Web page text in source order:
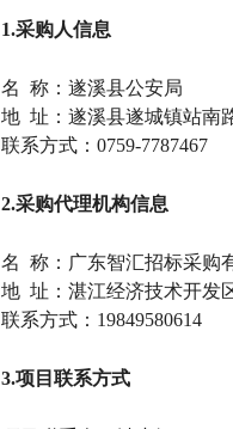
1.采购人信息
名 称：遂溪县公安局
地 址：遂溪县遂城镇站南
联系方式： 0759-7787467
2.采购代理机构信息
名 称：广东智汇招标采购
地 址：湛江经济技术开发
联系方式： 19849580614
3.项目联系方式